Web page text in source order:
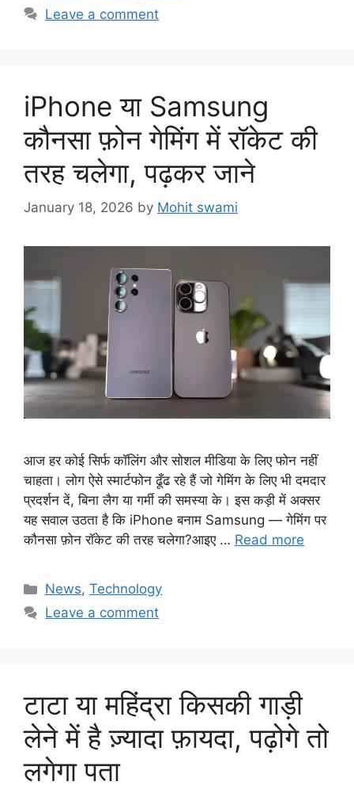
Leave a comment
iPhone या Samsung
कौनसा फ़ोन गेमिंग में रॉकेट की
तरह चलेगा, पढ़कर जाने
January 18, 2026 by Mohit swami
आज हर कोई सिर्फ कॉलिंग और सोशल मीडिया के लिए फोन नहीं
चाहता। लोग ऐसे स्मार्टफोन ढूँढ रहे हैं जो गेमिंग के लिए भी दमदार
प्रदर्शन दें, बिना लैग या गर्मी की समस्या के। इस कड़ी में अक्सर
यह सवाल उठता है कि iPhone बनाम Samsung — गेमिंग पर
कौनसा फ़ोन रॉकेट की तरह चलेगा?आइए … Read more
Categories
News,Technology
Leave a comment
टाटा या महिंद्रा किसकी गाड़ी
लेने में है ज़्यादा फ़ायदा, पढ़ोगे तो
लगेगा पता